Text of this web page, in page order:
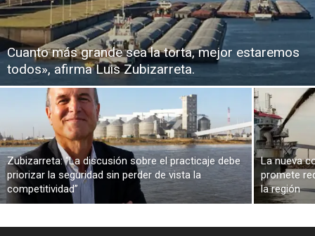
Cuanto más grande sea la torta, mejor estaremos
todos», afirma Luis Zubizarreta.
Zubizarreta: “La discusión sobre el practicaje debe
priorizar la seguridad sin perder de vista la
competitividad”
La nueva
promete
la región